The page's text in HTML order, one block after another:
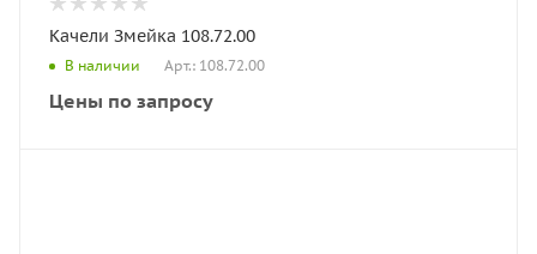
Качели Змейка 108.72.00
В наличии Арт.: 108.72.00
Цены по запросу